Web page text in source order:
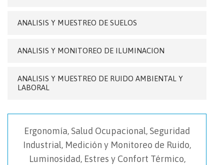
ANALISIS Y MUESTREO DE SUELOS
ANALISIS Y MONITOREO DE ILUMINACION
ANALISIS Y MUESTREO DE RUIDO AMBIENTAL Y
LABORAL
Ergonomía, Salud Ocupacional, Seguridad
Industrial, Medición y Monitoreo de Ruido,
Luminosidad, Estres y Confort Térmico,